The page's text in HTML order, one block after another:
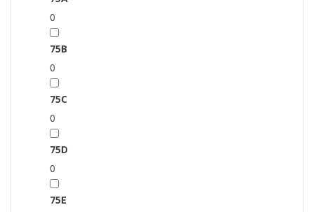
0
75B
0
75C
0
75D
0
75E